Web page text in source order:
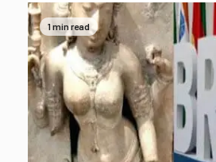
1 min read